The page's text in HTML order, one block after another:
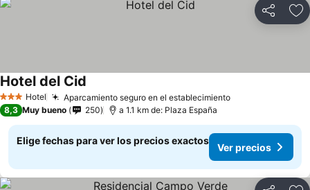
Compartir
3 Estrellas
Hotel Aparcamiento seguro en el establecimiento
Hotel del Cid
8,3 Muy bueno 250 a 1.1 km de: Plaza España
Elige fechas para ver los precios exactos
Ver precios